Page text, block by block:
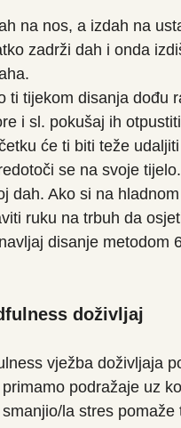
na nos, a izdah na
zadrži dah i onda
ti tijekom disanja dođu
i sl. pokušaj ih
će ti biti teže
se na svoje
dah. Ako si na
ruku na trbuh da
disanje metodom
doživljaj
vježba doživljaja
podražaje uz
la stres pomaže